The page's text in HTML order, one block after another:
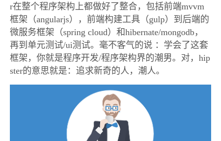
r在整个程序架构上都做好了整合，包括前端mvvm
框架（angularjs），前端构建工具（gulp）到后端的
微服务框架（spring cloud）和hibernate/mongodb，
再到单元测试/ui测试。 毫不客气的说 ：学会了这套
框架，你就是程序开发/程序架构界的潮男。对，hip
ster的意思就是：追求新奇的人，潮人。